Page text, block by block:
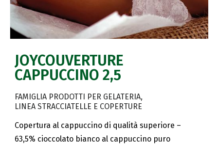
JOYCOUVERTURE
CAPPUCCINO 2,5
FAMIGLIA PRODOTTI PER GELATERIA
LINEA STRACCIATELLE E COPERTURE
Copertura al cappuccino di qualità superiore –
63,5% cioccolato bianco al cappuccino puro